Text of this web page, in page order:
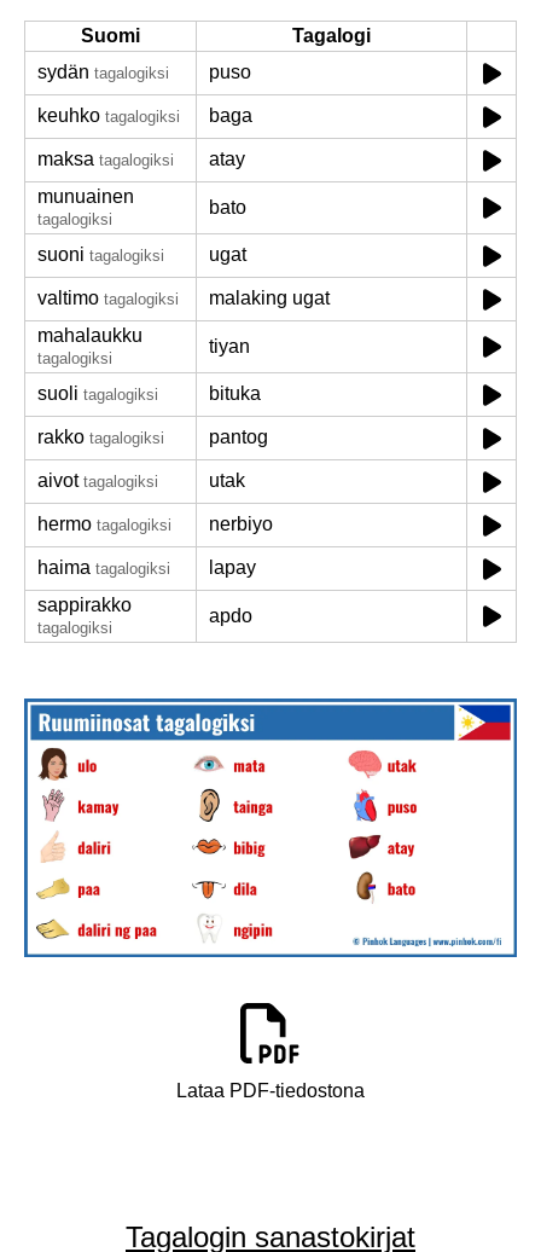
Suomi
Tagalogi
sydän tagalogiksi puso
keuhko tagalogiksi baga
maksa tagalogiksi
atay
munuainen
tagalogiksi
bato
suoni tagalogiksi ugat
valtimo tagalogiksi
malaking ugat
mahalaukku
tagalogiksi
tiyan
suoli tagalogiksi bituka
rakko tagalogiksi pantog
aivot tagalogiksi utak
hermo tagalogiksi nerbiyo
haima tagalogiksi
lapay
sappirakko
tagalogiksi
apdo
Lataa PDF-tiedostona
Tagalogin sanastokirjat